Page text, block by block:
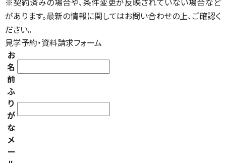
があります。最新の情報に関してはお問い合わせの上、ご確認く
ださい。
見学予約・資料請求フォーム
お
名
前
ふ
り
が
な
メ
ー